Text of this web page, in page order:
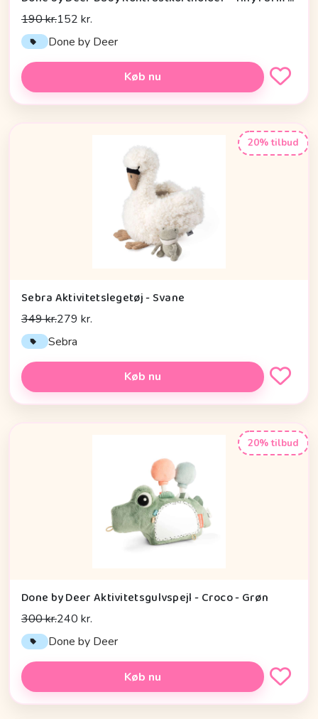
190 kr.152 kr.
Done by Deer
Køb nu
20% tilbud
Sebra Aktivitetslegetøj - Svane
349 kr.279 kr.
Sebra
Køb nu
20% tilbud
Done by Deer Aktivitetsgulvspejl - Croco - Grøn
300 kr.240 kr.
Done by Deer
Køb nu